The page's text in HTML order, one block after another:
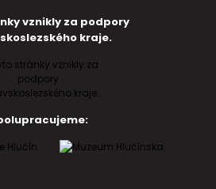
vznikly za podpory
kraje.